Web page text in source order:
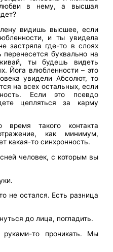
в нему, а высшая
видишь высшее, если
и ты увидела
застряла где-то в слоях
буквально на
ты будешь видеть
Йога влюбленности – это
увидели Абсолют, то
на всех остальных, если
Если это псевдо
цепляться за карму
такого контакта
как минимум,
какая-то синхронность.
человек, с которым вы
не остался. Есть разница
до лица, погладить.
руками-то проникать. Мы